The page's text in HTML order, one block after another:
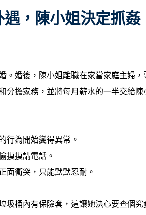
，陳小姐決定抓姦
婚後，陳小姐離職在家當家庭主婦，
擔家務，並將每月薪水的一半交給陳
行為開始變得異常。
摸摸講電話。
面衝突，只能默默忍耐。
桶內有保險套，這讓她決心要查個究